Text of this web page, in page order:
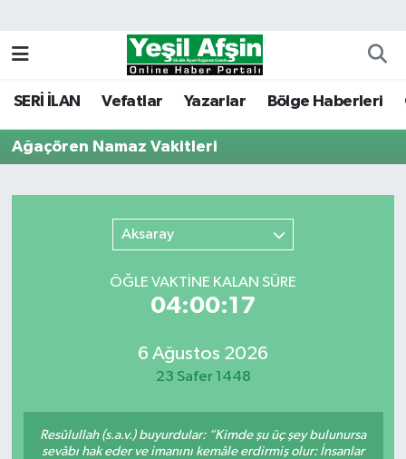
SERİ İLAN Vefatlar Yazarlar Bölge Haberleri
Ağaçören Namaz Vakitleri
Aksaray
ÖĞLE VAKTİNE KALAN SÜRE
04:00:17
6 Ağustos 2026
23 Safer 1448
Resûlullah (s.a.v.) buyurdular: “Kimde şu üç şey bulunursa
sevâbı hak eder ve imanını kemâle erdirmiş olur: İnsanlar
Kahramanmaraş Nöbetçi Eczaneler
Kahramanmaraş Namaz Vakitleri
Süper Lig Puan Durumu ve Fikstür
Tüm Manşetler
Son Dakika Haberleri